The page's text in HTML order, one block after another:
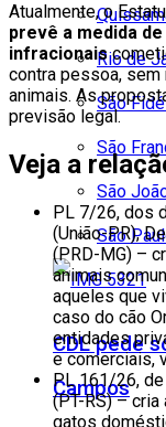
Rio de
São
São
São
São
CDL pede
Campos
Atualmente, o
prevê a medida
infracionais
contra pessoa,
animais. As
previsão legal.
Veja a
PL 7/26, dos
(União-PR),
(PRD-MG) –
animais
aqueles que
caso do cão
entidades
e comerciais,
PL 161/26,
(PT-RS) – cria
gatos